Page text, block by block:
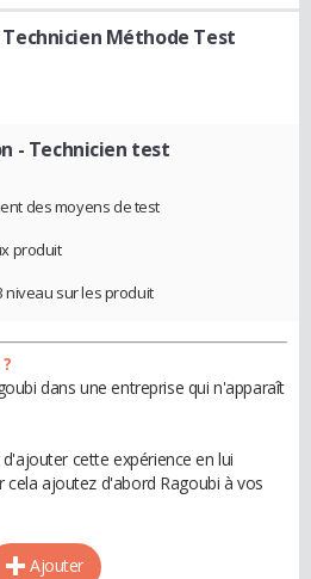
Technicien Méthode Test
- Technicien test
des moyens de test
produit
niveau sur les produit
dans une entreprise qui n'apparaît
cette expérience en lui
ajoutez d'abord Ragoubi à vos
Ajouter